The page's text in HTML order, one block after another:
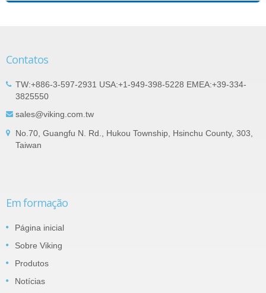
Contatos
TW:+886-3-597-2931 USA:+1-949-398-5228 EMEA:+39-334-
3825550
sales@viking.com.tw
No.70, Guangfu N. Rd., Hukou Township, Hsinchu County, 303,
Taiwan
Em formação
Página inicial
Sobre Viking
Produtos
Notícias